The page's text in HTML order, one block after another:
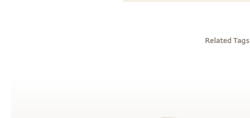
Related Tags